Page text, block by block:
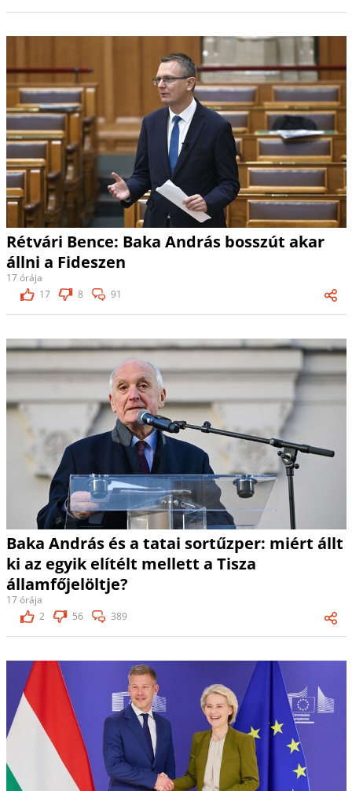
Rétvári Bence: Baka András bosszút akar
állni a Fideszen
17 órája
17
8 91
Baka András és a tatai sortűzper: miért állt
ki az egyik elítélt mellett a Tisza
államfőjelöltje?
17 órája
2
56 389